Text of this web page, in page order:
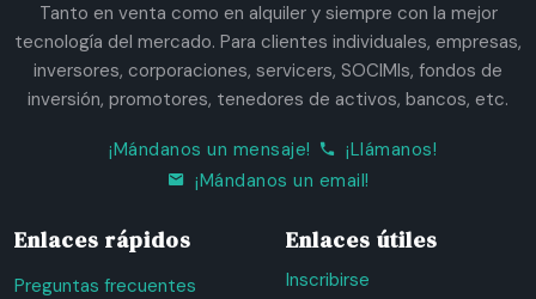
Tanto en venta como en alquiler y siempre con la mejor
tecnología del mercado. Para clientes individuales, empresas,
inversores, corporaciones, servicers, SOCIMIs, fondos de
inversión, promotores, tenedores de activos, bancos, etc.
¡Mándanos un mensaje!
¡Llámanos!
¡Mándanos un email!
Enlaces rápidos
Preguntas frecuentes
Enlaces útiles
Inscribirse